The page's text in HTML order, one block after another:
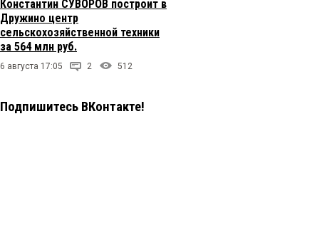
Константин СУВОРОВ построит в
Дружино центр
сельскохозяйственной техники
за 564 млн руб.
6 августа 17:05 2 512
Подпишитесь ВКонтакте!